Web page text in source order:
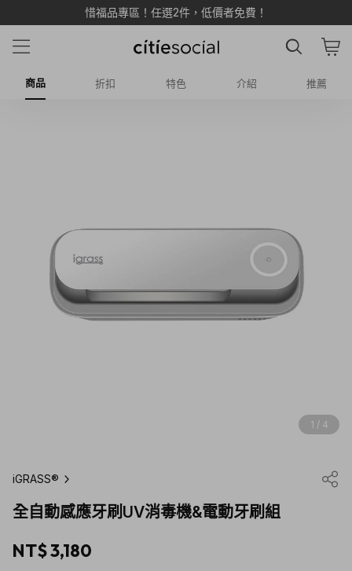
LINE 加入新好友享 $500 雙重購物金 💰
商品 折扣 特色 介紹 推薦
1 / 4
iGRASS®
全自動感應牙刷UV消毒機&電動牙刷組
NT$ 3,180